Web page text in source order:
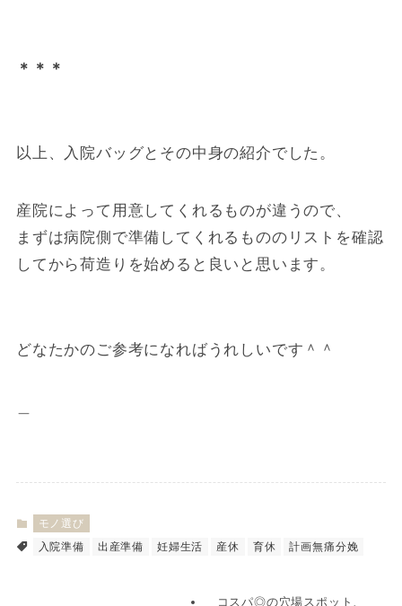
＊＊＊
以上、入院バッグとその中身の紹介でした。
産院によって用意してくれるものが違うので、
まずは病院側で準備してくれるもののリストを確認
してから荷造りを始めると良いと思います。
どなたかのご参考になればうれしいです＾＾
モノ選び
入院準備
出産準備 妊婦生活 産休 育休 計画無痛分娩
コスパ◎の穴場スポット、